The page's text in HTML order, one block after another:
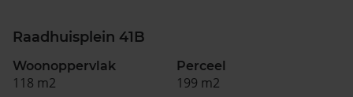
Raadhuisplein 41B
Woonoppervlak
118 m2
Perceel
199 m2